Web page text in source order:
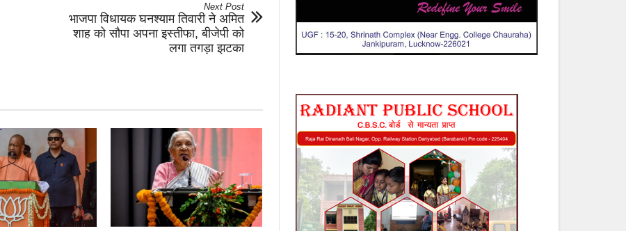
Next Post
भाजपा विधायक घनश्याम तिवारी ने अमित
शाह को सौपा अपना इस्तीफा, बीजेपी को
लगा तगड़ा झटका